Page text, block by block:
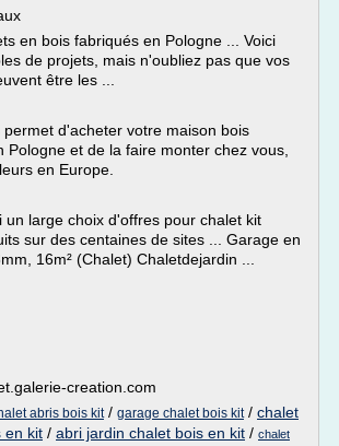
en bois fabriqués en Pologne ... Voici
de projets, mais n'oubliez pas que vos
être les ...
permet d'acheter votre maison bois
Pologne et de la faire monter chez vous,
en Europe.
un large choix d'offres pour chalet kit
sur des centaines de sites ... Garage en
16m² (Chalet) Chaletdejardin ...
creation.com
abris bois kit/ garage chalet bois kit/ chalet
en kit / abri jardin chalet bois en kit / chalet